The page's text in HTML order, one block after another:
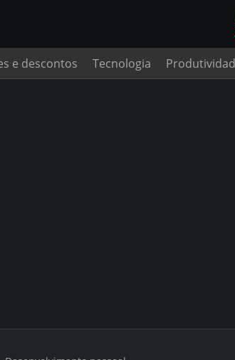
e descontos Tecnologia